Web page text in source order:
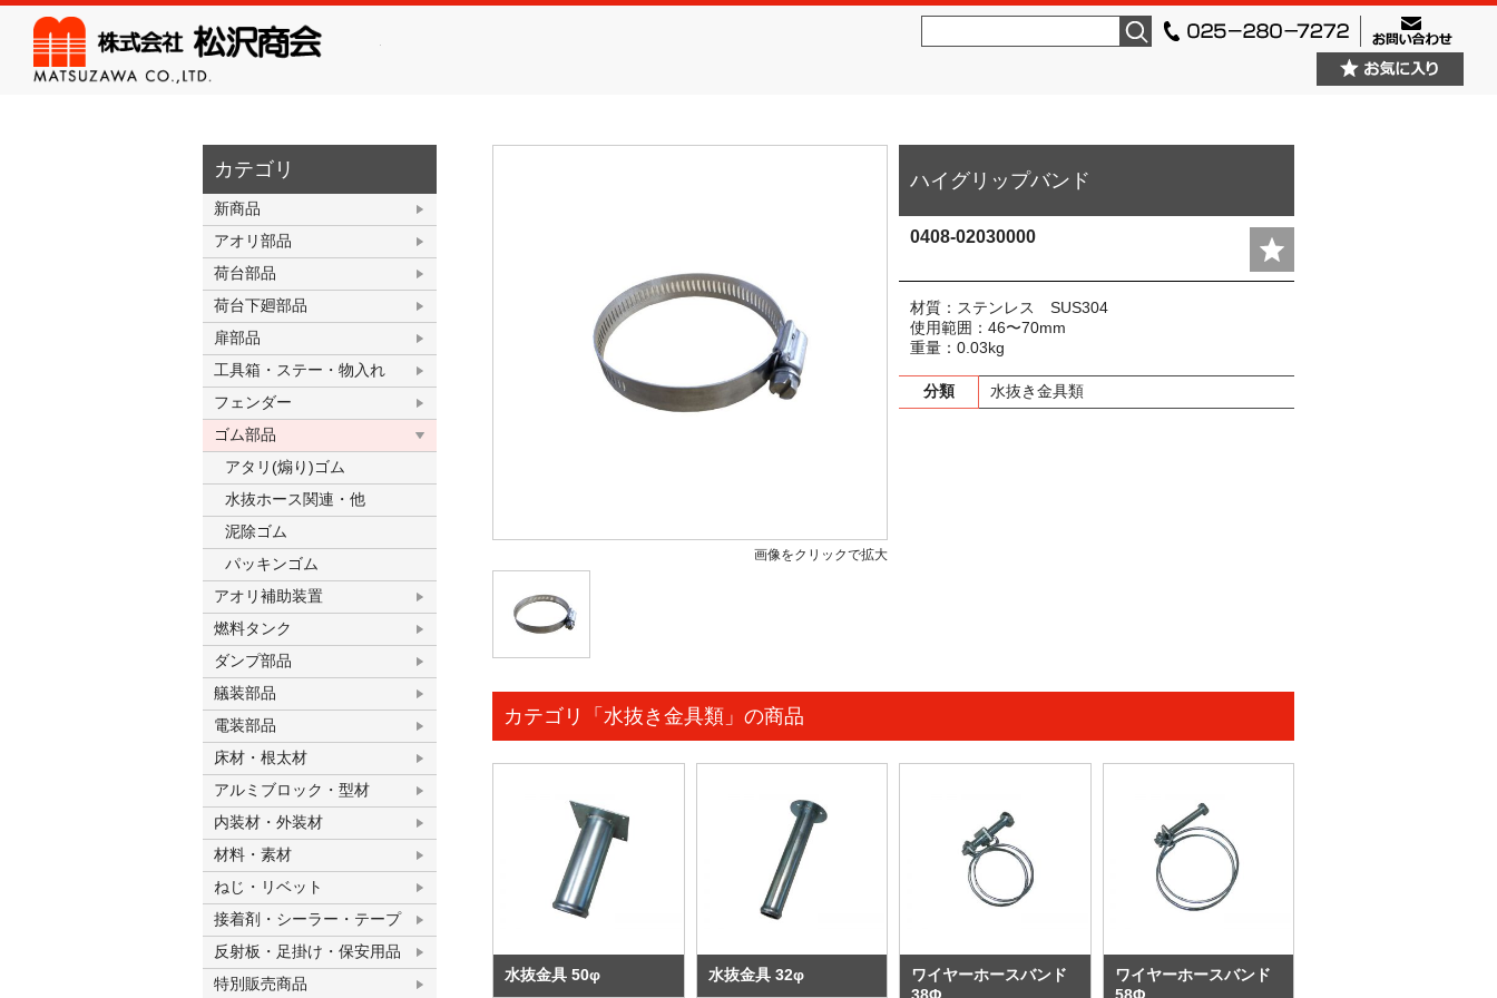
MATSUZAWA CO.,LTD.
カテゴリ
新商品
アオリ部品
荷台部品
荷台下廻部品
扉部品
工具箱・ステー・物入れ
フェンダー
ゴム部品
アタリ(煽り)ゴム
水抜ホース関連・他
泥除ゴム
パッキンゴム
アオリ補助装置
燃料タンク
ダンプ部品
艤装部品
電装部品
床材・根太材
アルミブロック・型材
内装材・外装材
材料・素材
ねじ・リベット
接着剤・シーラー・テープ
反射板・足掛け・保安用品
特別販売商品
画像をクリックで拡大
ハイグリップバンド
0408-02030000
材質：ステンレス SUS304
使用範囲：46〜70mm
重量：0.03kg
分類 水抜き金具類
カテゴリ「水抜き金具類」の商品
水抜金具 50φ 水抜金具 32φ
ワイヤーホースバンド
38Φ
ワイヤーホースバンド
58Φ